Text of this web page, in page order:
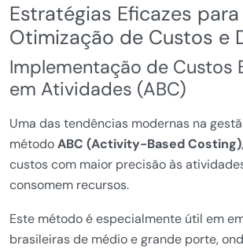
Estratégias Eficazes
Otimização de Custos e
Implementação de Custos
em Atividades (ABC)
Uma das tendências modernas na
métodoABC (Activity-Based Costing)
custos com maior precisão às
consomem recursos.
Este método é especialmente útil em
brasileiras de médio e grande porte,